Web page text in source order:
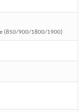
(850/900/1800/1900)